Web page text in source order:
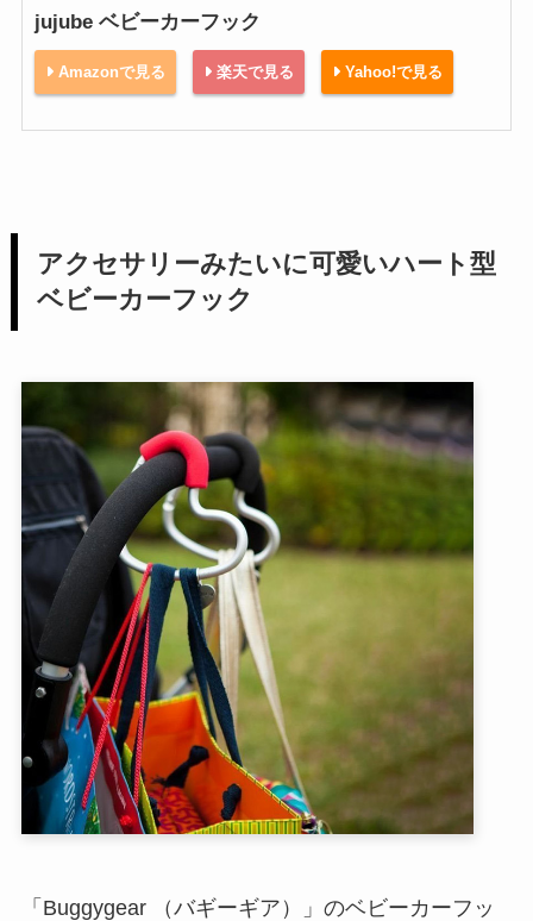
jujube ベビーカーフック
Amazonで見る 楽天で見る Yahoo!で見る
アクセサリーみたいに可愛いハート型
ベビーカーフック
「Buggygear （バギーギア）」のベビーカーフッ